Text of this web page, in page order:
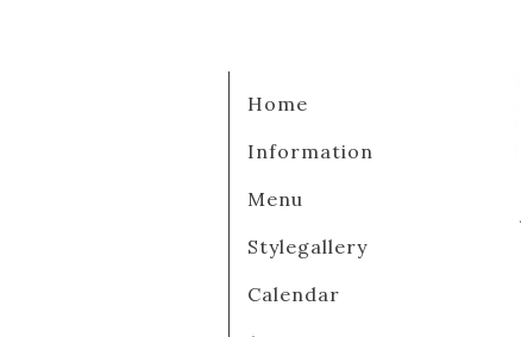
Home
Information
Menu
Stylegallery
Calendar